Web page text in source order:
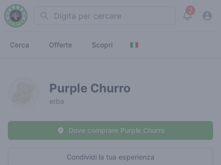
Search 2
View
Cerca Offerte Scopri
Purple Churro
erba
Condividi la tua esperienza
Dove comprare Purple Churro